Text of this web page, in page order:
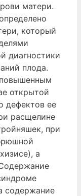
матери.
который
диагностики
плода.
открытой
дефектов ее
расщелине
при
а
содержание